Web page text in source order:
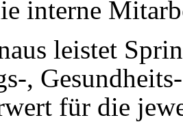
interne
leistet
,
für die